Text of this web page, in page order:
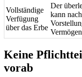
Vollständige
Verfügung
über das Erbe
Der
kann
Keine
vorab